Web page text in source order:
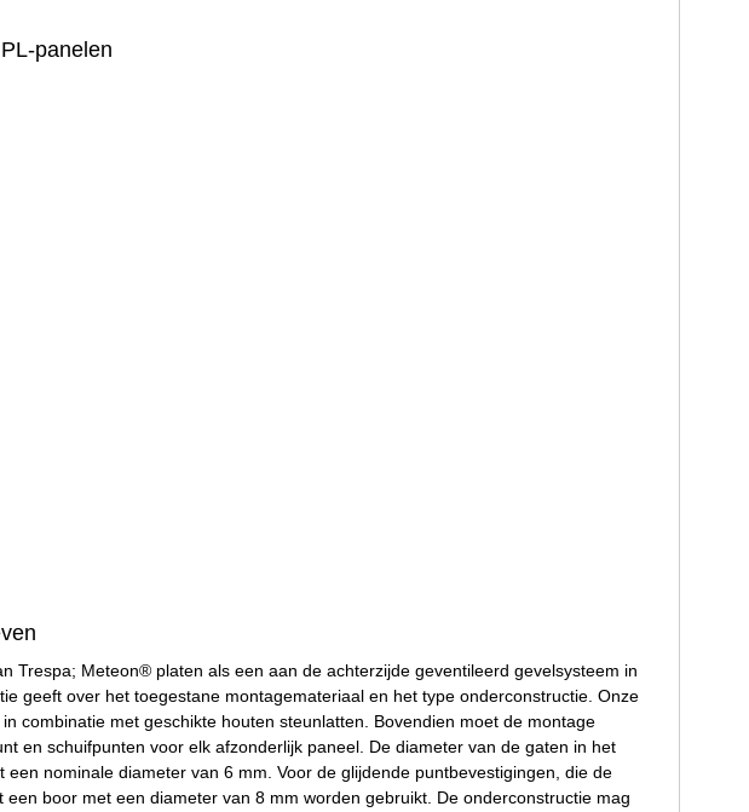
panelen
Trespa; Meteon® platen als een aan de achterzijde geventileerd gevelsysteem in
geeft over het toegestane montagemateriaal en het type onderconstructie. Onze
combinatie met geschikte houten steunlatten. Bovendien moet de montage
en schuifpunten voor elk afzonderlijk paneel. De diameter van de gaten in het
nominale diameter van 6 mm. Voor de glijdende puntbevestigingen, die de
boor met een diameter van 8 mm worden gebruikt. De onderconstructie mag